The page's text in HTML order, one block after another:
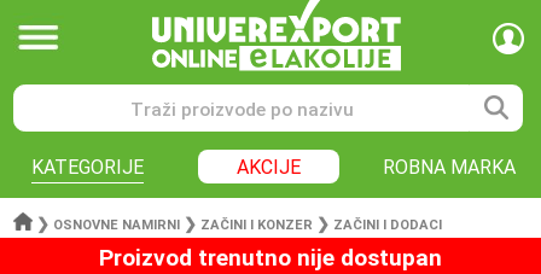
KATEGORIJE AKCIJE ROBNA MARKA
❯ OSNOVNE NAMIRNI ❯ ZAČINI I KONZER ❯ ZAČINI I DODACI
Proizvod trenutno nije dostupan